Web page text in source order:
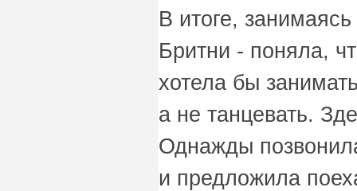
В итоге,
Бритни - поняла,
хотела бы
а не танцевать.
Однажды
и предложила